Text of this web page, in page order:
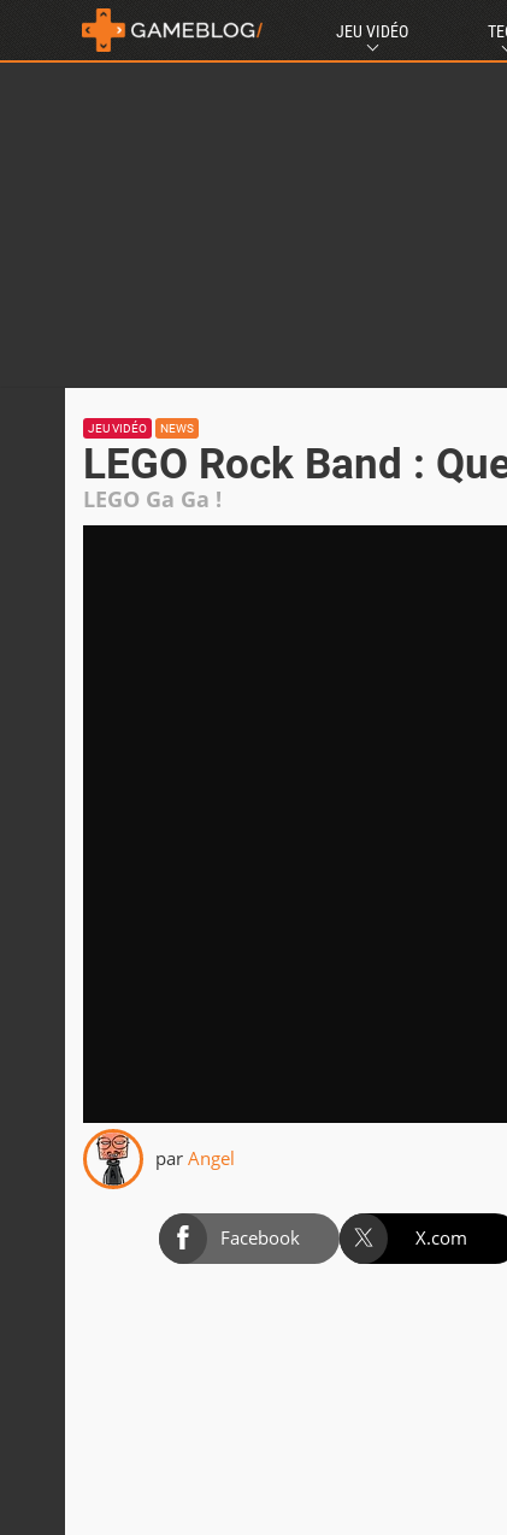
JEU VIDÉO
JEU VIDÉO NEWS
LEGO Rock Band :
LEGO Ga Ga !
par Angel
Facebook X.com